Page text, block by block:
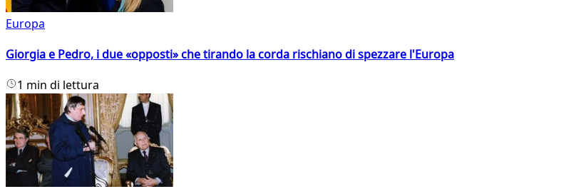
Europa
Giorgia e Pedro, i due «opposti» che tirando la corda rischiano di spezzare l'Europa
1 min di lettura